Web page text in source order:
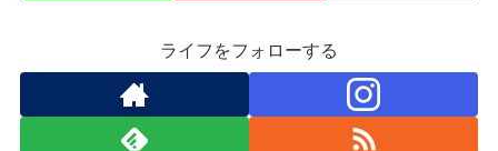
ライフをフォローする